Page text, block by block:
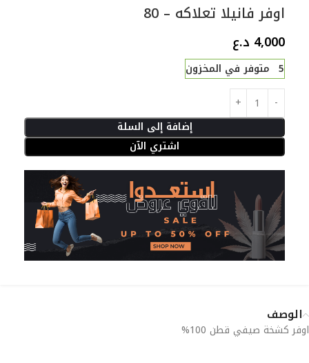
اوفر فانيلا تعلاكه – 80
4,000 د.ع
5 متوفر في المخزون
إضافة إلى السلة
اشتري الآن
الوصف
اوفر كشخة صيفي قطن 100%